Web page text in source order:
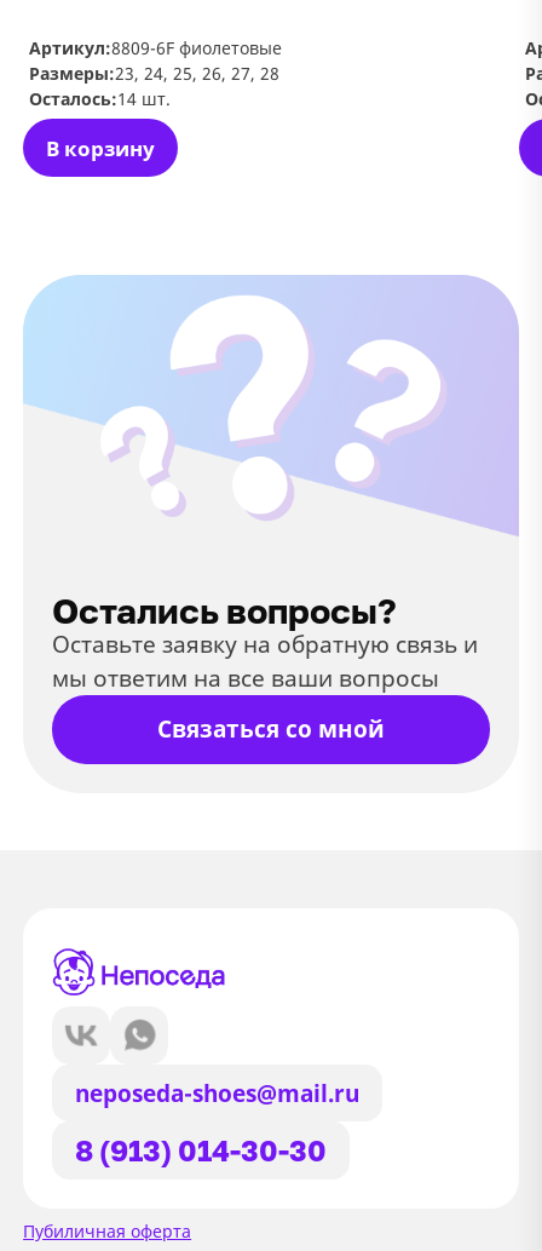
В корзину
Артикул:8809-6F фиолетовые
Размеры:23, 24, 25, 26, 27, 28
Осталось:14 шт.
Остались вопросы?
Оставьте заявку на обратную связь и
мы ответим на все ваши вопросы
Связаться со мной
neposeda-shoes@mail.ru
8 (913) 014-30-30
Пубиличная оферта
Сайт использует файлы Cookie